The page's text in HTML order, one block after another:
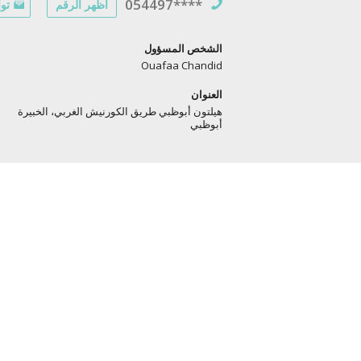
054497**** أظهر الرقم
الشخص المسؤول
Ouafaa Chandid
العنوان
هيلتون أبوظبي طريق الكورنيش الغربي، الخبيرة
أبوظبي